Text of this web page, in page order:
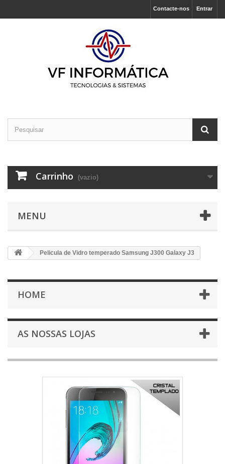
Entrar
Contacte-nos
Carrinho (vazio)
MENU
Pelicula de Vidro temperado Samsung J300 Galaxy J3
HOME
AS NOSSAS LOJAS